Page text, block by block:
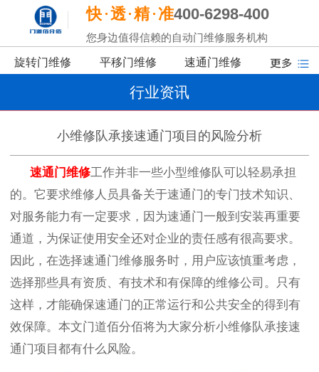
快 透 精 准400-6298-400
您身边值得信赖的自动门维修服务机构
旋转门维修 平移门维修 速通门维修
行业资讯
小维修队承接速通门项目的风险分析
速通门维修工作并非一些小型维修队可以轻易承担
的。它要求维修人员具备关于速通门的专门技术知识、
对服务能力有一定要求，因为速通门一般到安装再重要
通道，为保证使用安全还对企业的责任感有很高要求。
因此，在选择速通门维修服务时，用户应该慎重考虑，
选择那些具有资质、有技术和有保障的维修公司。只有
这样，才能确保速通门的正常运行和公共安全的得到有
效保障。本文门道佰分佰将为大家分析小维修队承接速
通门项目都有什么风险。